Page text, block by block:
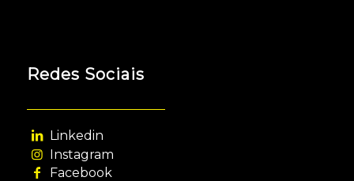
Redes Sociais
Linkedin
Instagram
Facebook